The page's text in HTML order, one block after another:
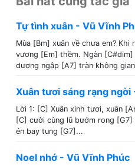
Tự tình xuân - Vũ Vĩnh
Mùa [Bm] xuân về chưa em?
vương [Em] thềm. Ngàn
dương ngập [A7] tràn không
Xuân tươi sáng rạng ngời
Lời 1: [C] Xuân xinh tươi, xuân
[C] cười cùng lũ bướm rong
én bay tung [G7]...
Noel nhớ - Vũ Vĩnh Phúc